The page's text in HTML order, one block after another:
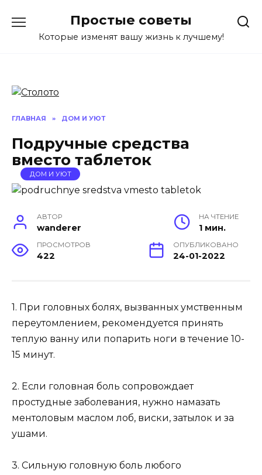
содержанию
Простые советы
Которые изменят вашу жизнь к лучшему!
ГЛАВНАЯ » ДОМ И УЮТ
Подручные средства
вместо таблеток
ДОМ И УЮТ
АВТОР
wanderer
НА ЧТЕНИЕ
1 мин.
ПРОСМОТРОВ
422
ОПУБЛИКОВАНО
24-01-2022
1. При головных болях, вызванных умственным
переутомлением, рекомендуется принять
теплую ванну или попарить ноги в течение 10-
15 минут.
2. Если головная боль сопровождает
простудные заболевания, нужно намазать
ментоловым маслом лоб, виски, затылок и за
ушами.
3. Сильную головную боль любого